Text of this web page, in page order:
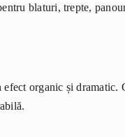
blaturi, trepte,
efect organic și